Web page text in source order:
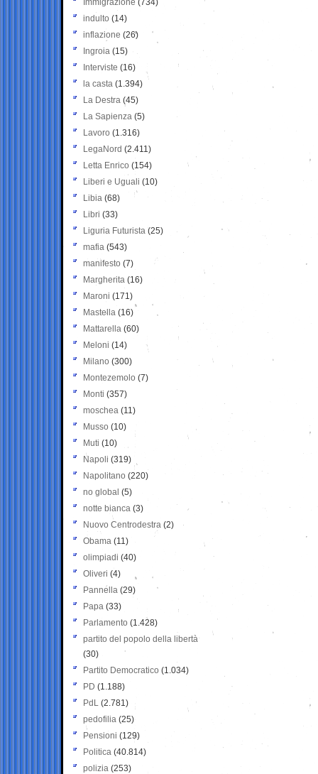
Immigrazione (734)
indulto (14)
inflazione (26)
Ingroia (15)
Interviste (16)
la casta (1.394)
La Destra (45)
La Sapienza (5)
Lavoro (1.316)
LegaNord (2.411)
Letta Enrico (154)
Liberi e Uguali (10)
Libia (68)
Libri (33)
Liguria Futurista (25)
mafia (543)
manifesto (7)
Margherita (16)
Maroni (171)
Mastella (16)
Mattarella (60)
Meloni (14)
Milano (300)
Montezemolo (7)
Monti (357)
moschea (11)
Musso (10)
Muti (10)
Napoli (319)
Napolitano (220)
no global (5)
notte bianca (3)
Nuovo Centrodestra (2)
Obama (11)
olimpiadi (40)
Oliveri (4)
Pannella (29)
Papa (33)
Parlamento (1.428)
partito del popolo della libertà
(30)
Partito Democratico (1.034)
PD (1.188)
PdL (2.781)
pedofilia (25)
Pensioni (129)
Politica (40.814)
polizia (253)